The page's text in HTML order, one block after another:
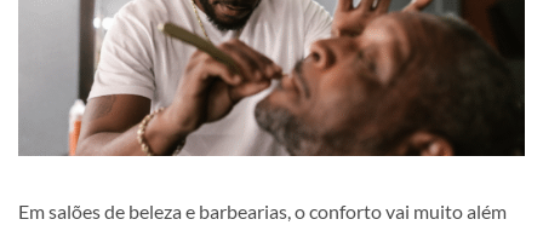
Em salões de beleza e barbearias, o conforto vai muito além